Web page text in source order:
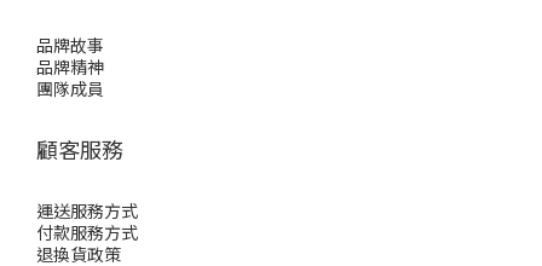
品牌故事
品牌精神
團隊成員
顧客服務
運送服務方式
付款服務方式
退換貨政策